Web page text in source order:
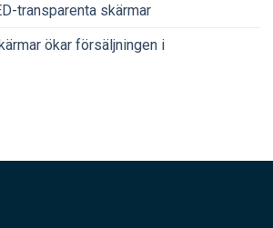
transparenta skärmar
ökar försäljningen i